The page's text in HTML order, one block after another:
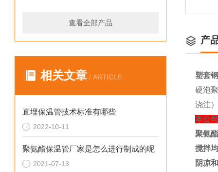
查看全部产品
相关文章 / ARTICLE
直埋保温管技术标准有哪些
2022-10-11
聚氨酯保温管厂家是怎么进行制成的呢
2021-07-13
产
塑套
硬泡
浇注
本公
聚氨
搅拌
阴凉